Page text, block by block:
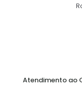
Atendimento ao